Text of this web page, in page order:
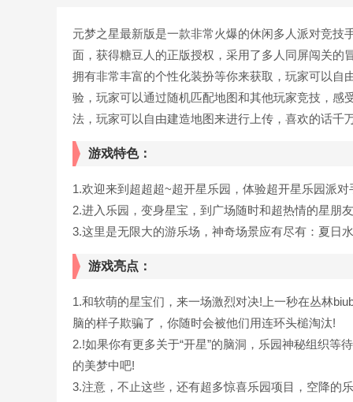
元梦之星最新版是一款非常火爆的休闲多人派对竞
面，获得糖豆人的正版授权，采用了多人同屏闯关
拥有非常丰富的个性化装扮等你来获取，玩家可以
验，玩家可以通过随机匹配地图和其他玩家竞技，
法，玩家可以自由建造地图来进行上传，喜欢的话千
游戏特色：
1.欢迎来到超超超~超开星乐园，体验超开星乐园派
2.进入乐园，变身星宝，到广场随时和超热情的星朋
3.这里是无限大的游乐场，神奇场景应有尽有：夏
游戏亮点：
1.和软萌的星宝们，来一场激烈对决!上一秒在丛林
脑的样子欺骗了，你随时会被他们用连环头槌淘汰!
2.!如果你有更多关于“开星”的脑洞，乐园神秘组织
的美梦中吧!
3.注意，不止这些，还有超多惊喜乐园项目，空降的